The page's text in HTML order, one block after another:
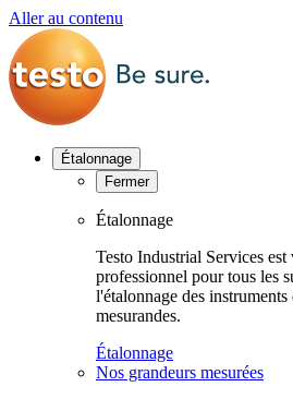
Aller au contenu
Étalonnage
Fermer
Étalonnage
Testo Industrial Services est
professionnel pour tous les
l'étalonnage des instruments
mesurandes.
Étalonnage
Nos grandeurs mesurées